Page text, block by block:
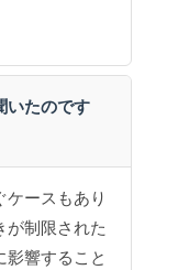
いたのです
ースもあり
が制限された
影響すること